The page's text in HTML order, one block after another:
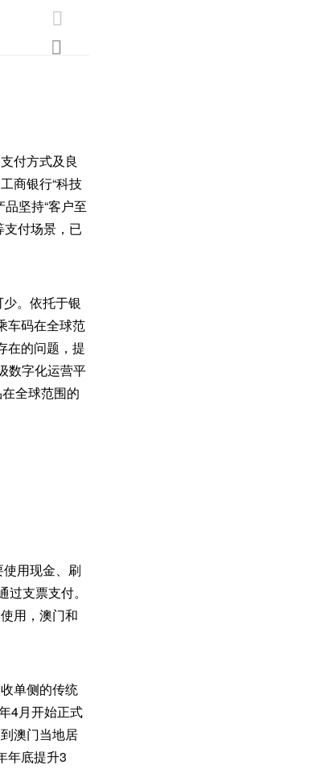


付方式及良
商银行“科技
坚持“客户至
付场景，已
。依托于银
车码在全球范
在的问题，提
数字化运营平
全球范围的
用现金、刷
支票支付。
用，澳门和
单侧的传统
4月开始正式
澳门当地居
年底提升3